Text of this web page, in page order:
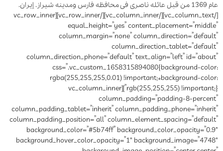
عام 1369 من قبل عائله ناصری فی محافظه فارس ومدینه شیراز. إیران.
[/vc_column_text][/vc_column_inner][/vc_row_inner][vc_row_inner
equal_height=”yes” content_placement=”middle”
column_margin=”none” column_direction=”default”
column_direction_tablet=”default”
column_direction_phone=”default” text_align=”left” id=”about”
css=”.vc_custom_1658315894080{background-color:
rgba(255,255,255,0.01) !important;*background-color:
rgb(255,255,255) !important;}”][vc_column_inner
column_padding=”padding-8-percent”
column_padding_tablet=”inherit” column_padding_phone=”inherit”
column_padding_position=”all” column_element_spacing=”default”
background_color=”#5b74ff” background_color_opacity=”0.9″
background_hover_color_opacity=”1″ background_image=”4748″